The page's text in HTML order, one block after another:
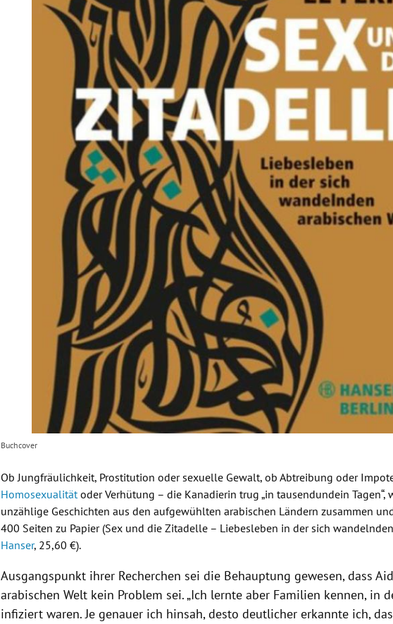
Buchcover
Ob Jungfräulichkeit, Prostitution oder sexuelle Gewalt, ob Abtreibung oder
Homosexualitätoder Verhütung – die Kanadierin trug „in tausendundein Tagen“,
unzählige Geschichten aus den aufgewühlten arabischen Ländern zusammen
400 Seiten zu Papier (Sex und die Zitadelle – Liebesleben in der sich
Hanser, 25,60 €).
Ausgangspunkt ihrer Recherchen sei die Behauptung gewesen, dass
arabischen Welt kein Problem sei. „Ich lernte aber Familien kennen, in
infiziert waren. Je genauer ich hinsah, desto deutlicher erkannte ich,